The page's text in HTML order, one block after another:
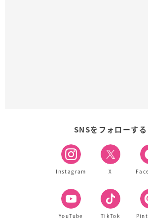
SNSをフォローする
Instagram X
YouTube TikTok